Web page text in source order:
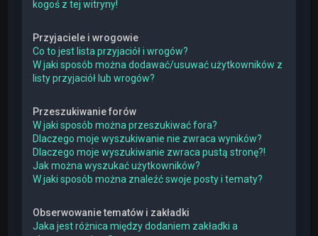
kogoś z tej witryny!
Przyjaciele i wrogowie
Co to jest lista przyjaciół i wrogów?
W jaki sposób można dodawać/usuwać użytkowników z
listy przyjaciół lub wrogów?
Przeszukiwanie forów
W jaki sposób można przeszukiwać fora?
Dlaczego moje wyszukiwanie nie zwraca wyników?
Dlaczego moje wyszukiwanie zwraca pustą stronę?!
Jak można wyszukać użytkowników?
W jaki sposób można znaleźć swoje posty i tematy?
Obserwowanie tematów i zakładki
Jaka jest różnica między dodaniem zakładki a